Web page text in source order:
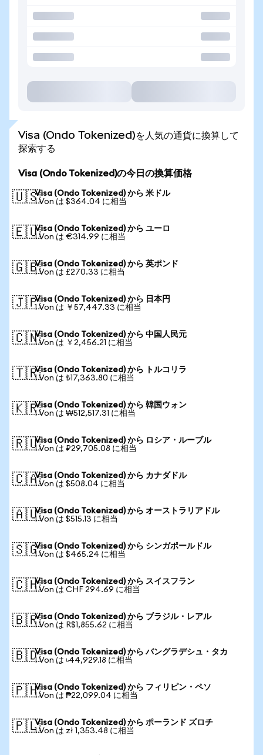
Visa (Ondo Tokenized)を人気の通貨に換算して
探索する
Visa (Ondo Tokenized)の今日の換算価格
🇺🇸Visa (Ondo Tokenized) から 米ドル
1 Von は $364.04 に相当
🇪🇺Visa (Ondo Tokenized) から ユーロ
1 Von は €314.99 に相当
🇬🇧Visa (Ondo Tokenized) から 英ポンド
1 Von は £270.33 に相当
🇯🇵Visa (Ondo Tokenized) から 日本円
1 Von は ￥57,447.33 に相当
🇨🇳Visa (Ondo Tokenized) から 中国人民元
1 Von は ￥2,456.21 に相当
🇹🇷Visa (Ondo Tokenized) から トルコリラ
1 Von は ₺17,363.80 に相当
🇰🇷Visa (Ondo Tokenized) から 韓国ウォン
1 Von は ₩512,517.31 に相当
🇷🇺Visa (Ondo Tokenized) から ロシア・ルーブル
1 Von は ₽29,705.08 に相当
🇨🇦Visa (Ondo Tokenized) から カナダドル
1 Von は $508.04 に相当
🇦🇺Visa (Ondo Tokenized) から オーストラリアドル
1 Von は $515.13 に相当
🇸🇬Visa (Ondo Tokenized) から シンガポールドル
1 Von は $465.24 に相当
🇨🇭Visa (Ondo Tokenized) から スイスフラン
1 Von は CHF 294.69 に相当
🇧🇷Visa (Ondo Tokenized) から ブラジル・レアル
1 Von は R$1,855.62 に相当
🇧🇩Visa (Ondo Tokenized) から バングラデシュ・タカ
1 Von は ৳44,929.18 に相当
🇵🇭Visa (Ondo Tokenized) から フィリピン・ペソ
1 Von は ₱22,099.04 に相当
🇵🇱Visa (Ondo Tokenized) から ポーランド ズロチ
1 Von は zł 1,353.48 に相当